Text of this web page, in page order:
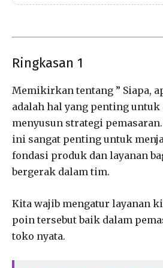
Ringkasan 1
Memikirkan tentang ” Siapa,
adalah hal yang penting
menyusun strategi
ini sangat penting untuk
fondasi produk dan layanan
bergerak dalam tim.
Kita wajib mengatur layanan
poin tersebut baik dalam
toko nyata.